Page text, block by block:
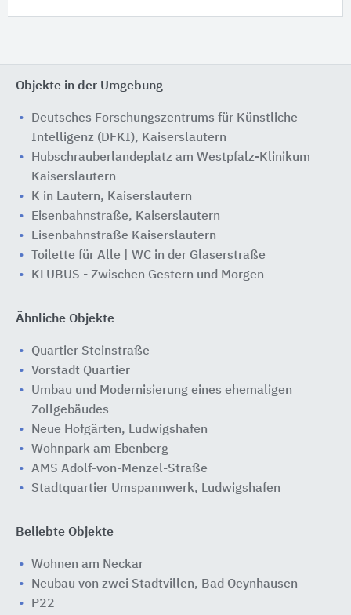
Objekte in der Umgebung
Deutsches Forschungszentrums für Künstliche
Intelligenz (DFKI), Kaiserslautern
Hubschrauberlandeplatz am Westpfalz-Klinikum
Kaiserslautern
K in Lautern, Kaiserslautern
Eisenbahnstraße, Kaiserslautern
Eisenbahnstraße Kaiserslautern
Toilette für Alle | WC in der Glaserstraße
KLUBUS - Zwischen Gestern und Morgen
Ähnliche Objekte
Quartier Steinstraße
Vorstadt Quartier
Umbau und Modernisierung eines ehemaligen
Zollgebäudes
Neue Hofgärten, Ludwigshafen
Wohnpark am Ebenberg
AMS Adolf-von-Menzel-Straße
Stadtquartier Umspannwerk, Ludwigshafen
Beliebte Objekte
Wohnen am Neckar
Neubau von zwei Stadtvillen, Bad Oeynhausen
P22